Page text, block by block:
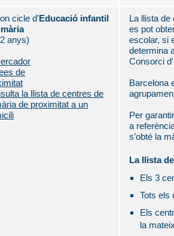
cicle d'Educació infantil
anys)
la llista de centres de
de proximitat a un
La llista de
es pot
escolar, si
determina
Consorci
Barcelona
Per
a
s’obté la
La llista
Els 3
Tots els
Els
la